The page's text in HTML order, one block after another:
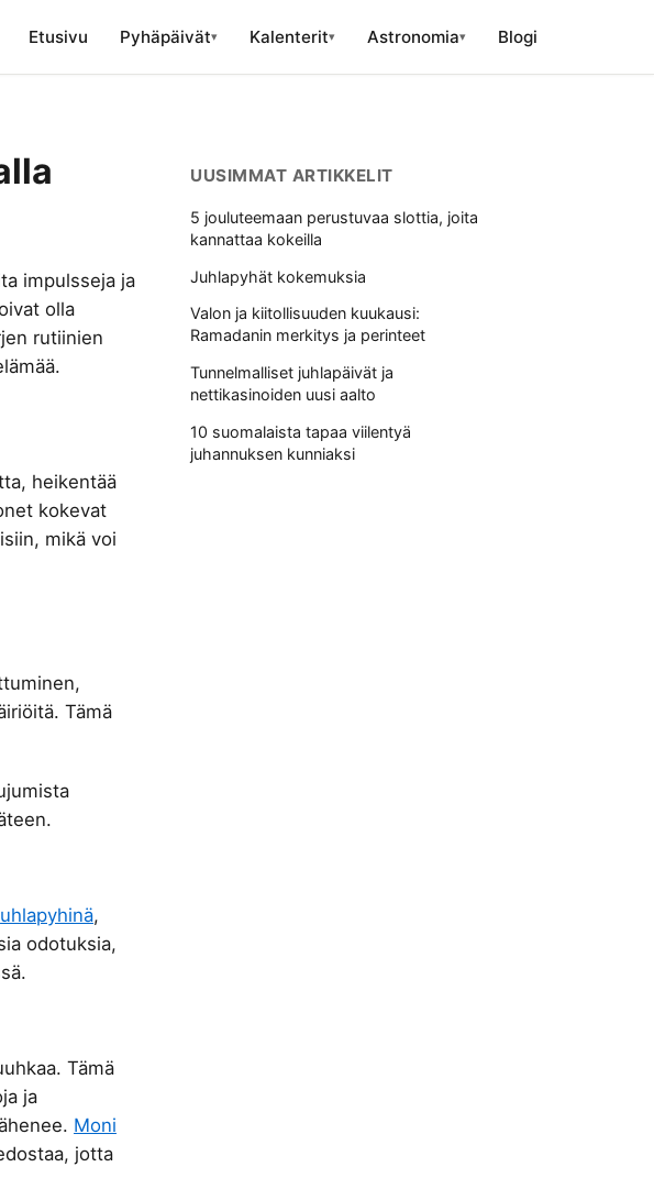
Etusivu Pyhäpäivät▾ Kalenterit▾ Astronomia▾ Blogi
impulsseja ja
olla
rutiinien
heikentää
kokevat
mikä voi
Tämä
,
odotuksia,
Tämä
ja
Moni
jotta
UUSIMMAT ARTIKKELIT
5 jouluteemaan perustuvaa slottia, joita
kannattaa kokeilla
Juhlapyhät kokemuksia
Valon ja kiitollisuuden kuukausi:
Ramadanin merkitys ja perinteet
Tunnelmalliset juhlapäivät ja
nettikasinoiden uusi aalto
10 suomalaista tapaa viilentyä
juhannuksen kunniaksi